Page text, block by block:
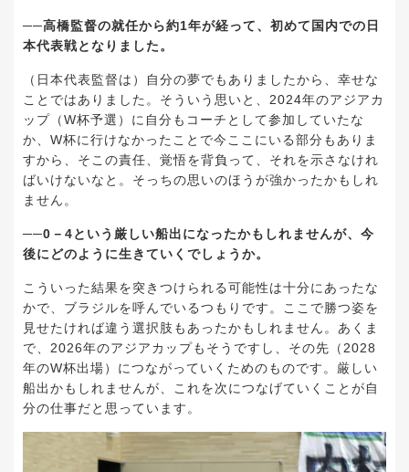
──高橋監督の就任から約1年が経って、初めて国内での日
本代表戦となりました。
（日本代表監督は）自分の夢でもありましたから、幸せな
ことではありました。そういう思いと、2024年のアジアカ
ップ（W杯予選）に自分もコーチとして参加していたな
か、W杯に行けなかったことで今ここにいる部分もありま
すから、そこの責任、覚悟を背負って、それを示さなけれ
ばいけないなと。そっちの思いのほうが強かったかもしれ
ません。
──0－4という厳しい船出になったかもしれませんが、今
後にどのように生きていくでしょうか。
こういった結果を突きつけられる可能性は十分にあったな
かで、ブラジルを呼んでいるつもりです。ここで勝つ姿を
見せたければ違う選択肢もあったかもしれません。あくま
で、2026年のアジアカップもそうですし、その先（2028
年のW杯出場）につながっていくためのものです。厳しい
船出かもしれませんが、これを次につなげていくことが自
分の仕事だと思っています。